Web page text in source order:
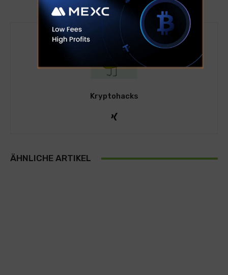
Kryptohacks
ÄHNLICHE ARTIKEL